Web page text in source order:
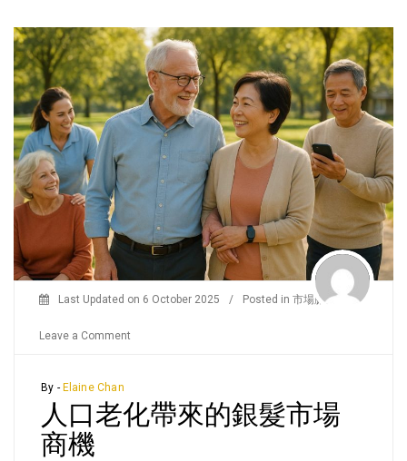
Last Updated on 6 October 2025 / Posted in 市場脈搏 /
Leave a Comment
老
化
By - Elaine Chan
人口老化帶來的銀髮市場
商機